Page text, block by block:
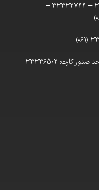
تلفن: 33332900 – 33332744 –
تلفن مستقیم واحد صدور کارت: 33336502